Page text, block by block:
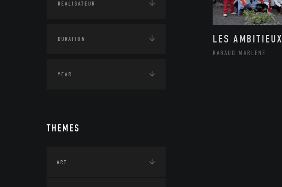
THEMES
ART
LES AMBITIEUX
RABAUD MARLÈNE